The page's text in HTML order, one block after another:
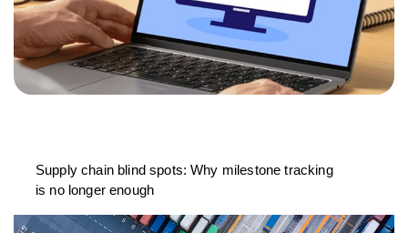
Supply chain blind spots: Why milestone tracking
is no longer enough